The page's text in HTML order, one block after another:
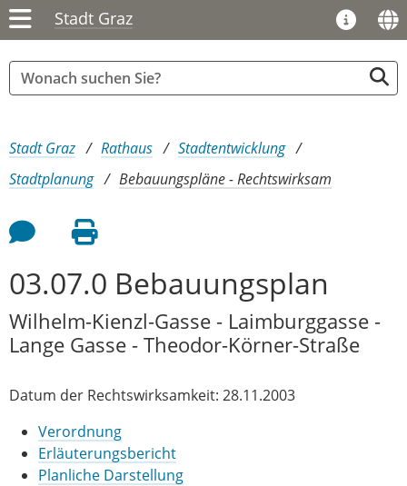
Stadt Graz
Sie sind hier:
Stadt Graz Rathaus
Stadtentwicklung
Stadtplanung
Bebauungspläne - Rechtswirksam
Feedback an Autor
Seite drucken
03.07.0 Bebauungsplan
Wilhelm-Kienzl-Gasse - Laimburggasse -
Lange Gasse - Theodor-Körner-Straße
Datum der Rechtswirksamkeit: 28.11.2003
Verordnung
Erläuterungsbericht
Planliche Darstellung